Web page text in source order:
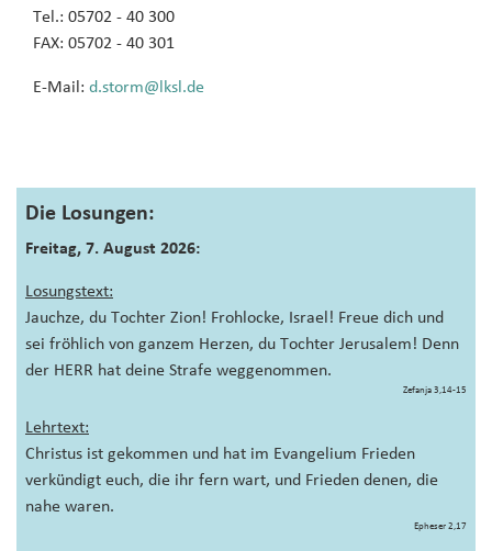
Die Losungen:
Freitag, 7. August 2026:
Losungstext:
Jauchze, du Tochter Zion! Frohlocke, Israel! Freue dich und
sei fröhlich von ganzem Herzen, du Tochter Jerusalem! Denn
der HERR hat deine Strafe weggenommen.
Zefanja 3,14-15
Lehrtext:
Christus ist gekommen und hat im Evangelium Frieden
verkündigt euch, die ihr fern wart, und Frieden denen, die
nahe waren.
Epheser 2,17
Tel.: 05702 - 40 300
FAX: 05702 - 40 301
E-Mail: d.storm@lksl.de